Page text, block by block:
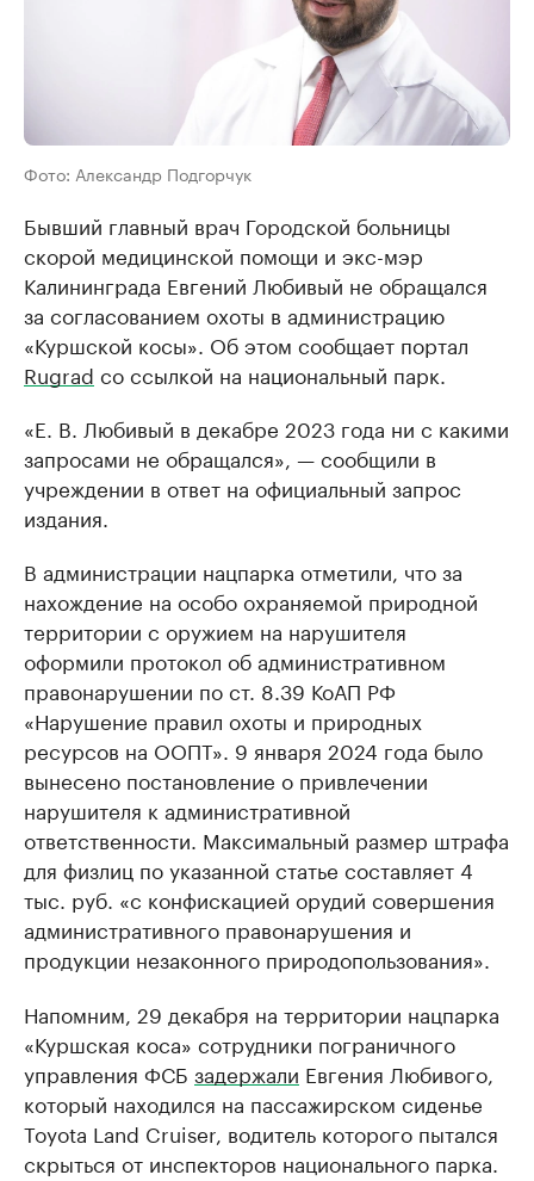
Фото: Александр Подгорчук
Бывший главный врач Городской больницы
скорой медицинской помощи и экс-мэр
Калининграда Евгений Любивый не обращался
за согласованием охоты в администрацию
«Куршской косы». Об этом сообщает портал
Rugrad со ссылкой на национальный парк.
«Е. В. Любивый в декабре 2023 года ни с какими
запросами не обращался», — сообщили в
учреждении в ответ на официальный запрос
издания.
В администрации нацпарка отметили, что за
нахождение на особо охраняемой природной
территории с оружием на нарушителя
оформили протокол об административном
правонарушении по ст. 8.39 КоАП РФ
«Нарушение правил охоты и природных
ресурсов на ООПТ». 9 января 2024 года было
вынесено постановление о привлечении
нарушителя к административной
ответственности. Максимальный размер штрафа
для физлиц по указанной статье составляет 4
тыс. руб. «с конфискацией орудий совершения
административного правонарушения и
продукции незаконного природопользования».
Напомним, 29 декабря на территории нацпарка
«Куршская коса» сотрудники пограничного
управления ФСБ задержали Евгения Любивого,
который находился на пассажирском сиденье
Toyota Land Cruiser, водитель которого пытался
скрыться от инспекторов национального парка.